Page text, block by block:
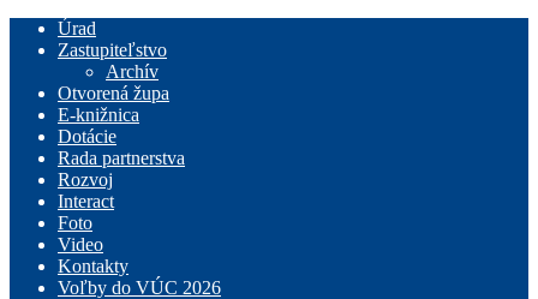
Úrad
Zastupiteľstvo
Archív
Otvorená župa
E-knižnica
Dotácie
Rada partnerstva
Rozvoj
Interact
Foto
Video
Kontakty
Voľby do VÚC 2026